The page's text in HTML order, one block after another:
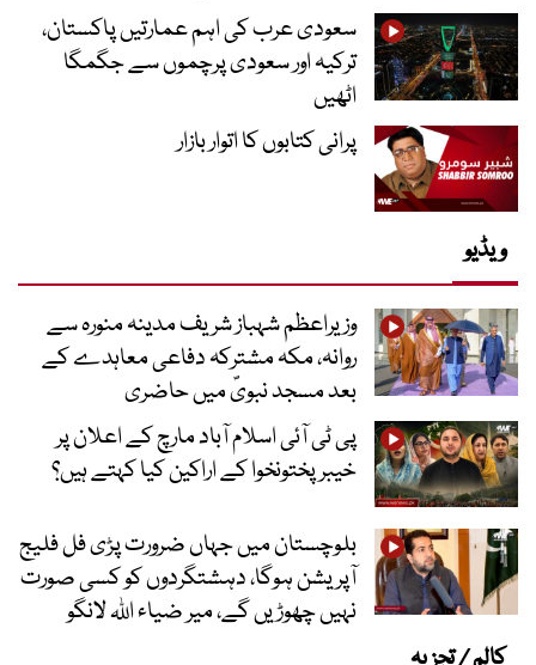
سعودی عرب کی اہم عمارتیں پاکستان،
ترکیہ اور سعودی پرچموں سے جگمگا
اٹھیں
پرانی کتابوں کا اتوار بازار
ویڈیو
وزیراعظم شہباز شریف مدینہ منورہ سے
روانہ، مکہ مشترکہ دفاعی معاہدے کے
بعد مسجد نبویؐ میں حاضری
پی ٹی آئی اسلام آباد مارچ کے اعلان پر
خیبر پختونخوا کے اراکین کیا کہتے ہیں؟
بلوچستان میں جہاں ضرورت پڑی فل فلیج
آپریشن ہوگا، دہشتگردوں کو کسی صورت
نہیں چھوڑیں گے، میر ضیاء اللہ لانگو